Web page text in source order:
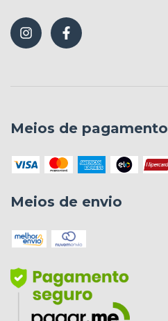
Meios de pagamento
Meios de envio